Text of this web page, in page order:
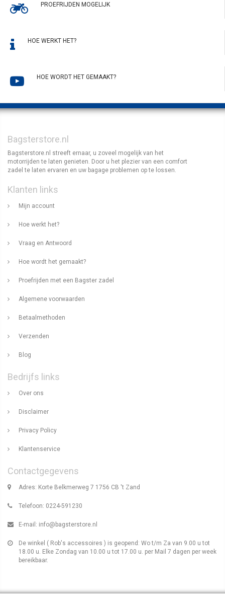
PROEFRIJDEN MOGELIJK
HOE WERKT HET?
HOE WORDT HET GEMAAKT?
Bagsterstore.nl
Bagsterstore.nl streeft ernaar, u zoveel mogelijk van het
motorrijden te laten genieten. Door u het plezier van een comfort
zadel te laten ervaren en uw bagage problemen op te lossen.
Klanten links
Mijn account
Hoe werkt het?
Vraag en Antwoord
Hoe wordt het gemaakt?
Proefrijden met een Bagster zadel
Algemene voorwaarden
Betaalmethoden
Verzenden
Blog
Bedrijfs links
Over ons
Disclaimer
Privacy Policy
Klantenservice
Contactgegevens
Adres: Korte Belkmerweg 7 1756 CB 't Zand
Telefoon: 0224-591230
E-mail: info@bagsterstore.nl
De winkel ( Rob's accessoires ) is geopend: Wo t/m Za van 9.00 u tot
18.00 u. Elke Zondag van 10.00 u tot 17.00 u. per Mail 7 dagen per week
bereikbaar.